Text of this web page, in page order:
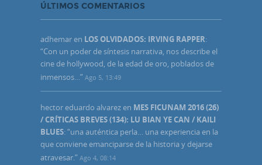
ÚLTIMOS COMENTARIOS
adhemar en LOS OLVIDADOS: IRVING RAPPER:
“Con un poder de síntesis narrativa, nos describe el
cine de hollywood, de la edad de oro, poblados de
inmensos…” Ago 5, 13:49
hector eduardo alvarez en MES FICUNAM 2016 (26)
/ CRÍTICAS BREVES (134): LU BIAN YE CAN / KAILI
BLUES: “una auténtica perla… una experiencia en la
que conviene emanciparse de la historia y dejarse
atravesar.” Ago 4, 08:14